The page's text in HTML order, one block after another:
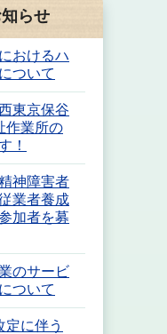
らせ
おけるハ
ついて
東京保谷
作業所の
！
神障害者
業者養成
加者を募
のサービ
ついて
定に伴う